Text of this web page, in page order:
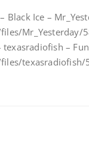
Black Ice –
Mr_Yesterday/
texasradiofish –
texasradiofish/